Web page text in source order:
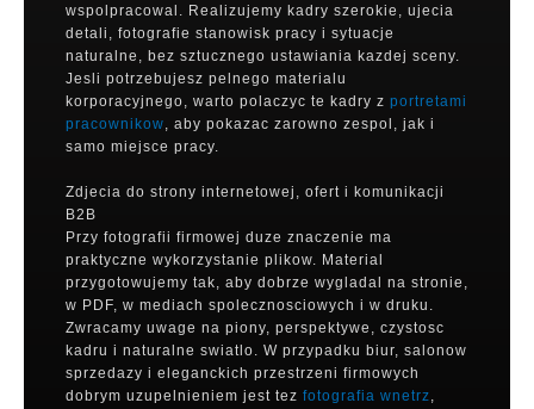
wspolpracowal. Realizujemy kadry szerokie, ujecia
detali, fotografie stanowisk pracy i sytuacje
naturalne, bez sztucznego ustawiania kazdej sceny.
Jesli potrzebujesz pelnego materialu
korporacyjnego, warto polaczyc te kadry z portretami
pracownikow , aby pokazac zarowno zespol, jak i
samo miejsce pracy.
Zdjecia do strony internetowej, ofert i komunikacji
B2B
Przy fotografii firmowej duze znaczenie ma
praktyczne wykorzystanie plikow. Material
przygotowujemy tak, aby dobrze wygladal na stronie,
w PDF, w mediach spolecznosciowych i w druku.
Zwracamy uwage na piony, perspektywe, czystosc
kadru i naturalne swiatlo. W przypadku biur, salonow
sprzedazy i eleganckich przestrzeni firmowych
dobrym uzupelnieniem jest tez fotografia wnetrz,